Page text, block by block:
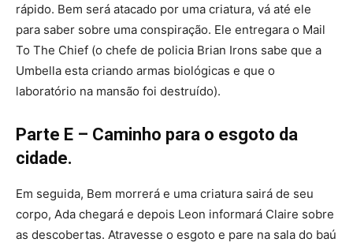
rápido. Bem será atacado por uma criatura, vá até ele
para saber sobre uma conspiração. Ele entregara o Mail
To The Chief (o chefe de policia Brian Irons sabe que a
Umbella esta criando armas biológicas e que o
laboratório na mansão foi destruído).
Parte E – Caminho para o esgoto da
cidade.
Em seguida, Bem morrerá e uma criatura sairá de seu
corpo, Ada chegará e depois Leon informará Claire sobre
as descobertas. Atravesse o esgoto e pare na sala do baú